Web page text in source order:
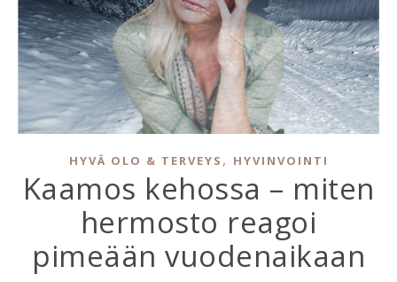
HYVÄ OLO & TERVEYS , HYVINVOINTI
Kaamos kehossa – miten
hermosto reagoi
pimeään vuodenaikaan